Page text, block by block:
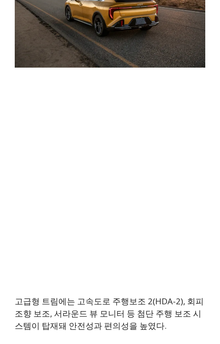
고급형 트림에는 고속도로 주행보조 2(HDA-2), 회피
조향 보조, 서라운드 뷰 모니터 등 첨단 주행 보조 시
스템이 탑재돼 안전성과 편의성을 높였다.